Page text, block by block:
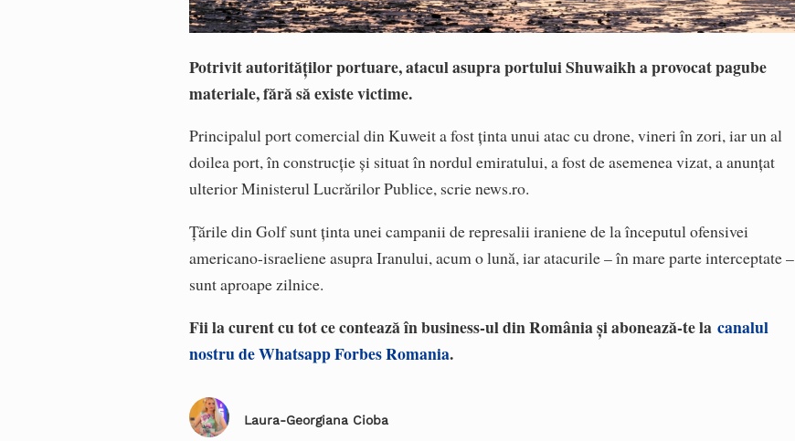
Potrivit autorităților portuare, atacul asupra portului Shuwaikh a provocat pagube
materiale, fără să existe victime.
Principalul port comercial din Kuweit a fost ţinta unui atac cu drone, vineri în zori, iar un al
doilea port, în construcţie şi situat în nordul emiratului, a fost de asemenea vizat, a anunţat
ulterior Ministerul Lucrărilor Publice, scrie news.ro.
Ţările din Golf sunt ţinta unei campanii de represalii iraniene de la începutul ofensivei
americano-israeliene asupra Iranului, acum o lună, iar atacurile – în mare parte interceptate –
sunt aproape zilnice.
Fii la curent cu tot ce contează în business-ul din România și abonează-te lacanalul
nostru de Whatsapp Forbes Romania.
Laura-Georgiana Cioba